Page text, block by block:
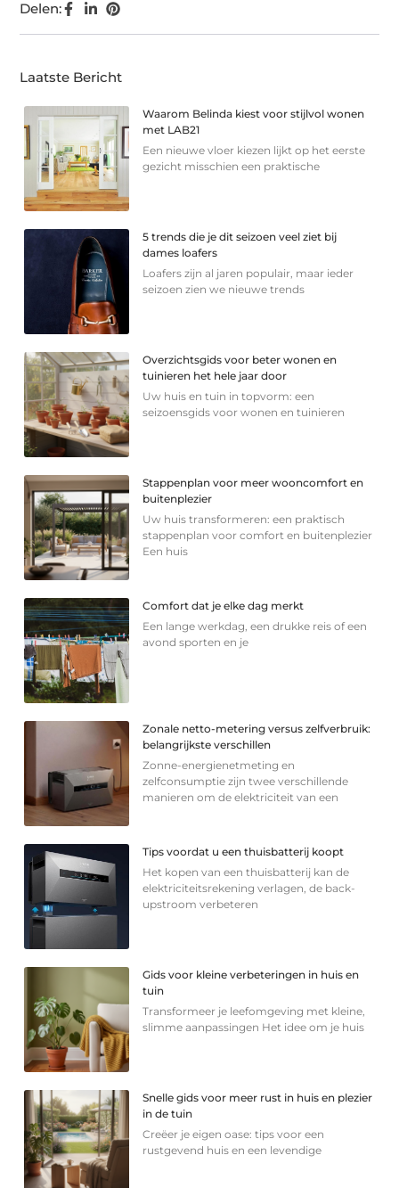
Delen:
Laatste Bericht
Waarom Belinda kiest voor stijlvol wonen
met LAB21
Een nieuwe vloer kiezen lijkt op het eerste
gezicht misschien een praktische
5 trends die je dit seizoen veel ziet bij
dames loafers
Loafers zijn al jaren populair, maar ieder
seizoen zien we nieuwe trends
Overzichtsgids voor beter wonen en
tuinieren het hele jaar door
Uw huis en tuin in topvorm: een
seizoensgids voor wonen en tuinieren
Stappenplan voor meer wooncomfort en
buitenplezier
Uw huis transformeren: een praktisch
stappenplan voor comfort en buitenplezier
Een huis
Comfort dat je elke dag merkt
Een lange werkdag, een drukke reis of een
avond sporten en je
Zonale netto-metering versus zelfverbruik:
belangrijkste verschillen
Zonne-energienetmeting en
zelfconsumptie zijn twee verschillende
manieren om de elektriciteit van een
Tips voordat u een thuisbatterij koopt
Het kopen van een thuisbatterij kan de
elektriciteitsrekening verlagen, de back-
upstroom verbeteren
Gids voor kleine verbeteringen in huis en
tuin
Transformeer je leefomgeving met kleine,
slimme aanpassingen Het idee om je huis
Snelle gids voor meer rust in huis en plezier
in de tuin
Creëer je eigen oase: tips voor een
rustgevend huis en een levendige